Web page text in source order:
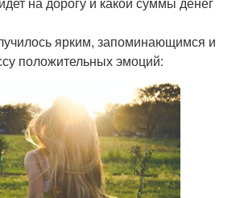
ярким, запоминающимся и
положительных эмоций: